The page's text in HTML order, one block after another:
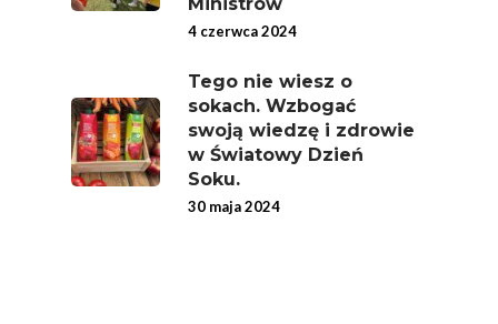
4 czerwca 2024
Tego nie wiesz o
sokach. Wzbogać
swoją wiedzę i zdrowie
w Światowy Dzień
Soku.
30 maja 2024